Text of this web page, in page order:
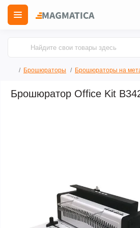
Брошюраторы Брошюраторы на
Брошюратор Office Kit